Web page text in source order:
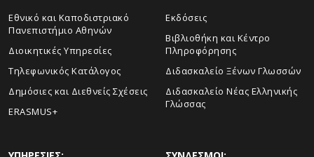
Εθνικό και Καποδιστριακό
Πανεπιστήμιο Αθηνών
Διοικητικές Υπηρεσίες
Τηλεφωνικός Κατάλογος
Δημόσιες και Διεθνείς Σχέσεις
ERASMUS+
Εκδόσεις
Βιβλιοθήκη και Κέντρο
Πληροφόρησης
Διδασκαλείο Ξένων Γλωσσών
Διδασκαλείο Νέας Ελληνικής
Γλώσσας